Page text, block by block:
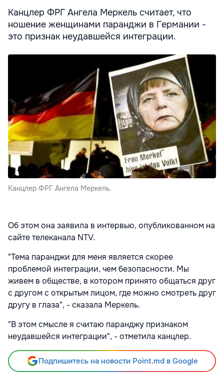
Канцлер ФРГ Ангела Меркель считает, что
ношение женщинами паранджи в Германии -
это признак неудавшейся интеграции.
Канцлер ФРГ Ангела Меркель.
Об этом она заявила в интервью, опубликованном на
сайте телеканала NTV.
"Тема паранджи для меня является скорее
проблемой интеграции, чем безопасности. Мы
живем в обществе, в котором принято общаться друг
с другом с открытым лицом, где можно смотреть друг
другу в глаза", - сказала Меркель.
"В этом смысле я считаю паранджу признаком
неудавшейся интеграции", - отметила канцлер.
Подпишитесь на новости Point.md в Google